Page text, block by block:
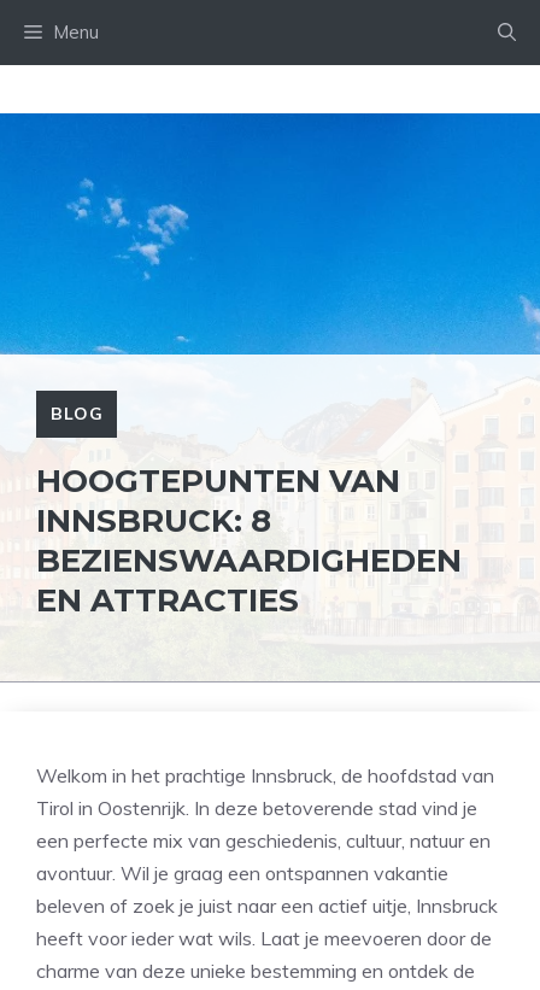
inhoud
Menu
BLOG
HOOGTEPUNTEN VAN
INNSBRUCK: 8
BEZIENSWAARDIGHEDEN
EN ATTRACTIES
Welkom in het prachtige Innsbruck, de hoofdstad van
Tirol in Oostenrijk. In deze betoverende stad vind je
een perfecte mix van geschiedenis, cultuur, natuur en
avontuur. Wil je graag een ontspannen vakantie
beleven of zoek je juist naar een actief uitje, Innsbruck
heeft voor ieder wat wils. Laat je meevoeren door de
charme van deze unieke bestemming en ontdek de